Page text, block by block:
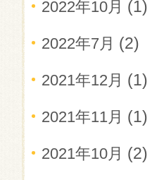
2022年10月 (1)
2022年7月 (2)
2021年12月 (1)
2021年11月 (1)
2021年10月 (2)